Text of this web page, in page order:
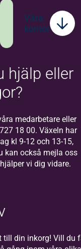
Våra
kontor
Bilda
Bilda
Stockholm
vårt
för Bilda Öst.
Bilda
hjälp eller
medarbetare eller
18 00. Växeln har
kl 9-12 och 13-15,
kan också mejla oss
vi dig vidare.
till din inkorg! Vill du